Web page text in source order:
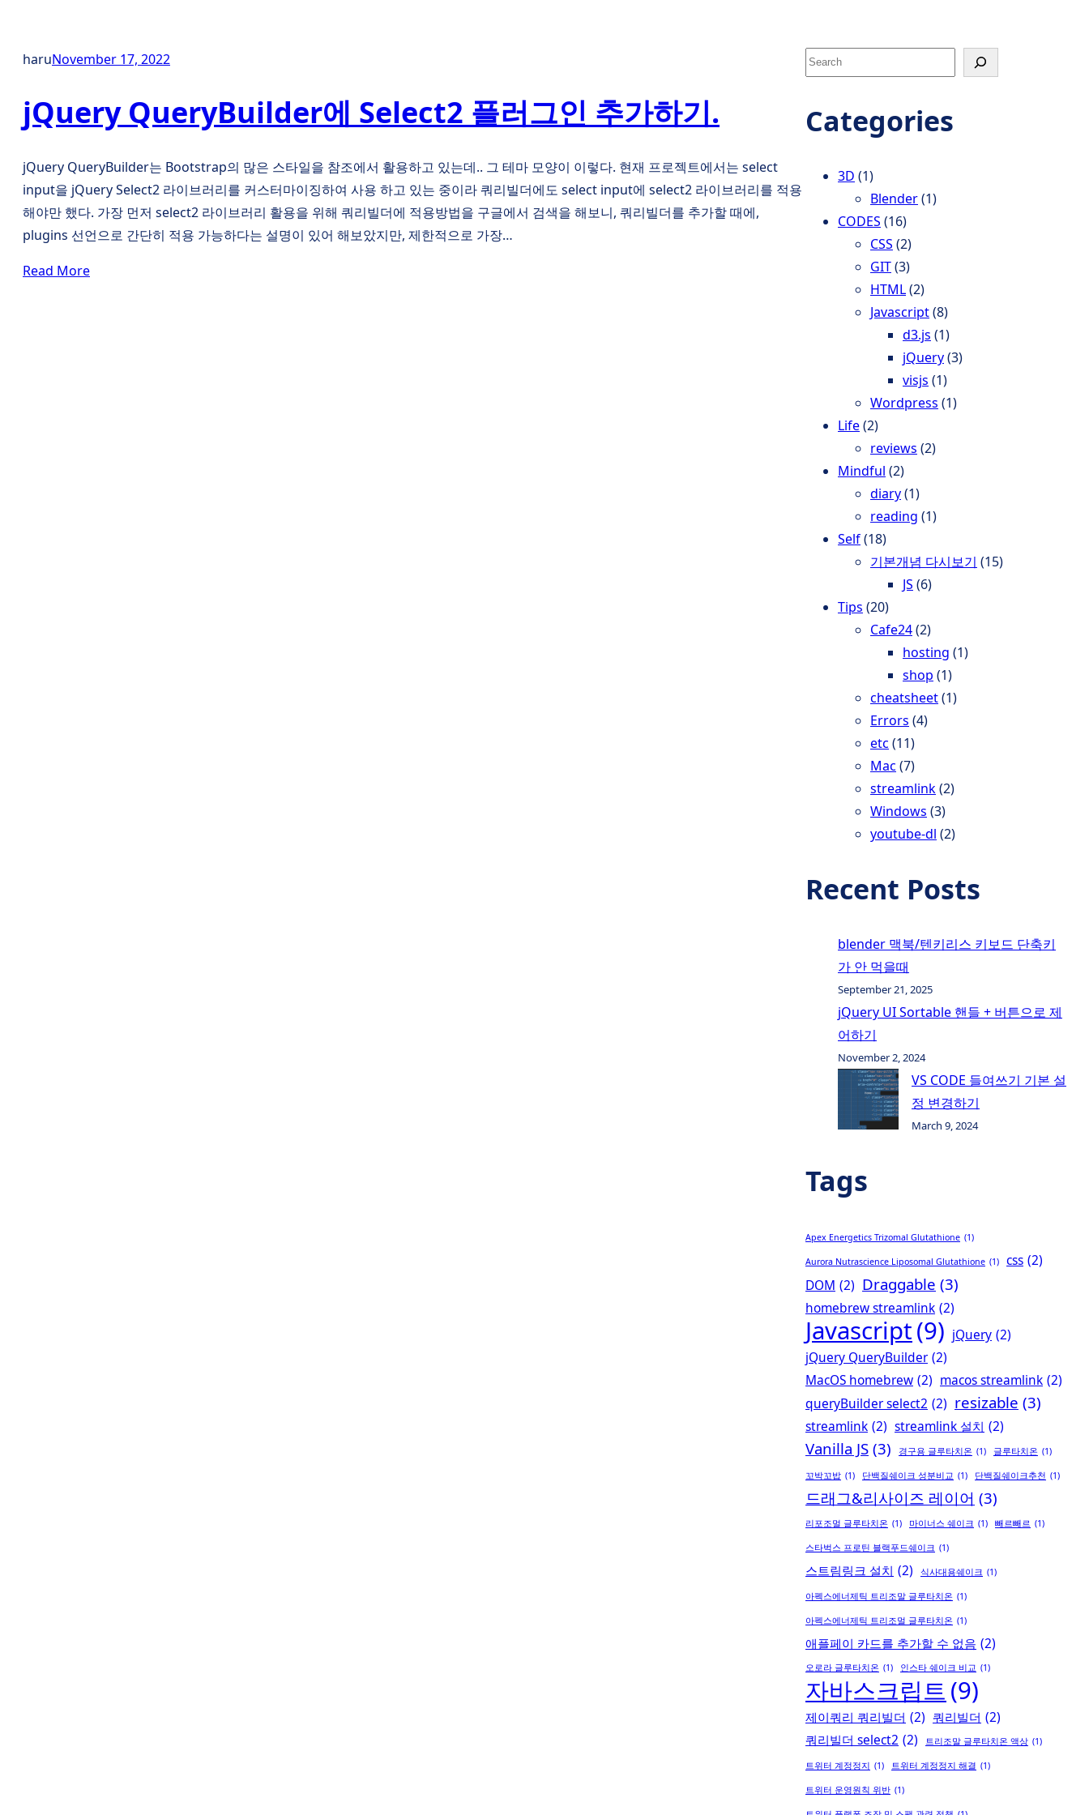
haruNovember 17, 2022
jQuery QueryBuilder에 Select2 플러그인 추가하기.
jQuery QueryBuilder는 Bootstrap의 많은 스타일을 참조에서 활용하고 있는데.. 그 테마 모양이 이렇다. 현재 프로젝트에서는 select
input을 jQuery Select2 라이브러리를 커스터마이징하여 사용 하고 있는 중이라 쿼리빌더에도 select input에 select2 라이브러리를 적용
해야만 했다. 가장 먼저 select2 라이브러리 활용을 위해 쿼리빌더에 적용방법을 구글에서 검색을 해보니, 쿼리빌더를 추가할 때에,
plugins 선언으로 간단히 적용 가능하다는 설명이 있어 해보았지만, 제한적으로 가장…
Read More
S
e
rCategories
3D (1)
Blender(1)
CODES (16)
CSS (2)
GIT(3)
HTML(2)
Javascript(8)
d3.js (1)
jQuery(3)
visjs (1)
Wordpress (1)
Life(2)
reviews (2)
Mindful (2)
diary(1)
reading (1)
Self(18)
기본개념 다시보기 (15)
JS (6)
Tips (20)
Cafe24(2)
hosting (1)
shop (1)
cheatsheet(1)
Errors (4)
etc (11)
Mac (7)
streamlink(2)
Windows (3)
youtube-dl (2)
Recent Posts
blender 맥북/텐키리스 키보드 단축키
가 안 먹을때
September 21, 2025
jQuery UI Sortable 핸들 + 버튼으로 제
어하기
November 2, 2024
VS CODE 들여쓰기 기본 설
정 변경하기
March 9, 2024
Tags
Apex Energetics Trizomal Glutathione (1)
Aurora Nutrascience Liposomal Glutathione (1) css (2)
DOM (2) Draggable (3)
homebrew streamlink (2)
Javascript(9) jQuery (2)
jQuery QueryBuilder (2)
MacOS homebrew (2) macos streamlink (2)
queryBuilder select2 (2) resizable (3)
streamlink (2) streamlink 설치 (2)
Vanilla JS (3) 경구용 글루타치온 (1) 글루타치온 (1)
꼬박꼬밥 (1) 단백질쉐이크 성분비교 (1) 단백질쉐이크추천 (1)
드래그&리사이즈 레이어 (3)
리포조멀 글루타치온 (1) 마이너스 쉐이크 (1) 빼르빼르 (1)
스타벅스 프로틴 블랙푸드쉐이크 (1)
스트림링크 설치 (2) 식사대용쉐이크 (1)
아펙스에너제틱 트리조말 글루타치온 (1)
아펙스에너제틱 트리조멀 글루타치온 (1)
애플페이 카드를 추가할 수 없음 (2)
오로라 글루타치온 (1) 인스타 쉐이크 비교 (1)
자바스크립트 (9)
제이쿼리 쿼리빌더 (2) 쿼리빌더 (2)
쿼리빌더 select2 (2) 트리조말 글루타치온 액상 (1)
트위터 계정정지 (1) 트위터 계정정지 해결 (1)
트위터 운영원칙 위반 (1)